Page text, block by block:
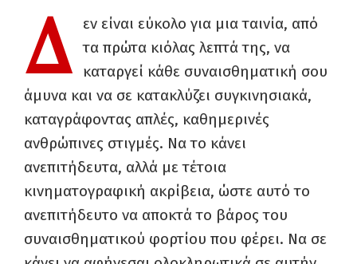
Δ
εν είναι εύκολο για μια ταινία, από
τα πρώτα κιόλας λεπτά της, να
καταργεί κάθε συναισθηματική σου
άμυνα και να σε κατακλύζει συγκινησιακά,
καταγράφοντας απλές, καθημερινές
ανθρώπινες στιγμές. Να το κάνει
ανεπιτήδευτα, αλλά με τέτοια
κινηματογραφική ακρίβεια, ώστε αυτό το
ανεπιτήδευτο να αποκτά το βάρος του
συναισθηματικού φορτίου που φέρει. Να σε